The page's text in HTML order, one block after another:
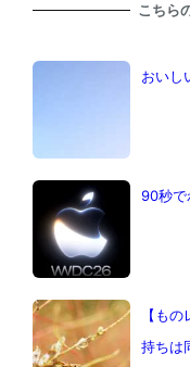
こちら
おいし
90秒で
【も
持ちは